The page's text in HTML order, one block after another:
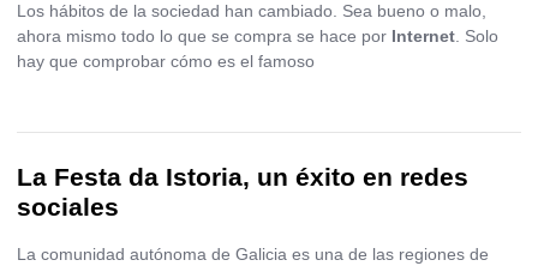
Los hábitos de la sociedad han cambiado. Sea bueno o malo,
ahora mismo todo lo que se compra se hace por Internet. Solo
hay que comprobar cómo es el famoso
La Festa da Istoria, un éxito en redes
sociales
La comunidad autónoma de Galicia es una de las regiones de